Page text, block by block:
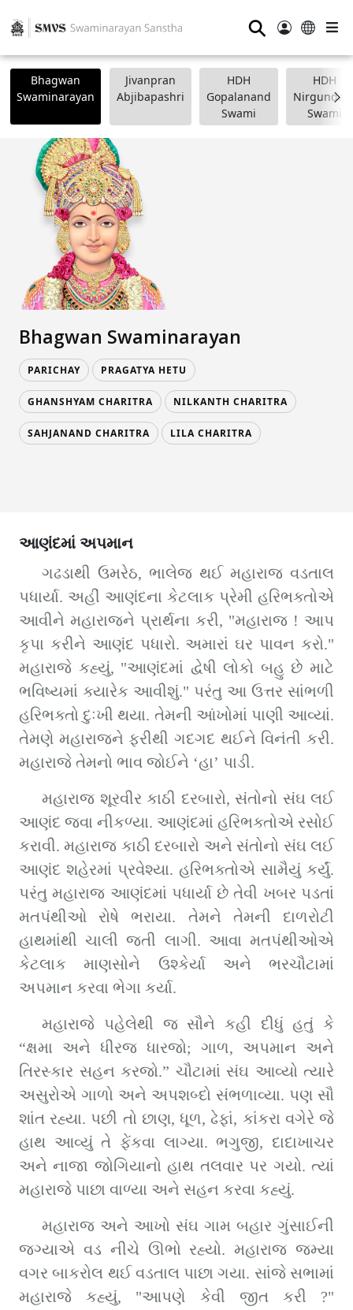
⚲
Bhagwan
Swaminarayan
Jivanpran
Abjibapashri
HDH
Gopalanand
Swami
HDH
Swami
Bhagwan Swaminarayan
PARICHAY PRAGATYA HETU
GHANSHYAM CHARITRA NILKANTH CHARITRA
SAHJANAND CHARITRA LILA CHARITRA
આણંદમાં અપમાન
ગઢડાથી ઉમરેઠ, ભાલેજ થઈ મહારાજ વડતાલ
પધાર્યા. અહીં આણંદના કેટલાક પ્રેમી હરિભક્તોએ
આવીને મહારાજને પ્રાર્થના કરી, "મહારાજ ! આપ
કૃપા કરીને આણંદ પધારો. અમારાં ઘર પાવન કરો."
મહારાજે કહ્યું, "આણંદમાં દ્વેષી લોકો બહુ છે માટે
ભવિષ્યમાં ક્યારેક આવીશું." પરંતુ આ ઉત્તર સાંભળી
હરિભક્તો દુઃખી થયા. તેમની આંખોમાં પાણી આવ્યાં.
તેમણે મહારાજને ફરીથી ગદગદ થઈને વિનંતી કરી.
મહારાજે તેમનો ભાવ જોઈને ‘હા’ પાડી.
મહારાજ શૂરવીર કાઠી દરબારો, સંતોનો સંઘ લઈ
આણંદ જવા નીકળ્યા. આણંદમાં હરિભક્તોએ રસોઈ
કરાવી. મહારાજ કાઠી દરબારો અને સંતોનો સંઘ લઈ
આણંદ શહેરમાં પ્રવેશ્યા. હરિભક્તોએ સામૈયું કર્યું.
પરંતુ મહારાજ આણંદમાં પધાર્યા છે તેવી ખબર પડતાં
મતપંથીઓ રોષે ભરાયા. તેમને તેમની દાળરોટી
હાથમાંથી ચાલી જતી લાગી. આવા મતપંથીઓએ
કેટલાક માણસોને ઉશ્કેર્યા અને ભરચૌટામાં
અપમાન કરવા ભેગા કર્યા.
મહારાજે પહેલેથી જ સૌને કહી દીધું હતું કે
“ક્ષમા અને ધીરજ ધારજો; ગાળ, અપમાન અને
તિરસ્કાર સહન કરજો.” ચૌટામાં સંઘ આવ્યો ત્યારે
અસુરોએ ગાળો અને અપશબ્દો સંભળાવ્યા. પણ સૌ
શાંત રહ્યા. પછી તો છાણ, ધૂળ, ઢેફાં, કાંકરા વગેરે જે
હાથ આવ્યું તે ફેંકવા લાગ્યા. ભગુજી, દાદાખાચર
અને નાજા જોગિયાનો હાથ તલવાર પર ગયો. ત્યાં
મહારાજે પાછા વાળ્યા અને સહન કરવા કહ્યું.
મહારાજ અને આખો સંઘ ગામ બહાર ગુંસાઈની
જગ્યાએ વડ નીચે ઊભો રહ્યો. મહારાજ જમ્યા
વગર બાકરોલ થઈ વડતાલ પાછા ગયા. સાંજે સભામાં
મહારાજે કહ્યું, "આપણે કેવી જીત કરી ?"